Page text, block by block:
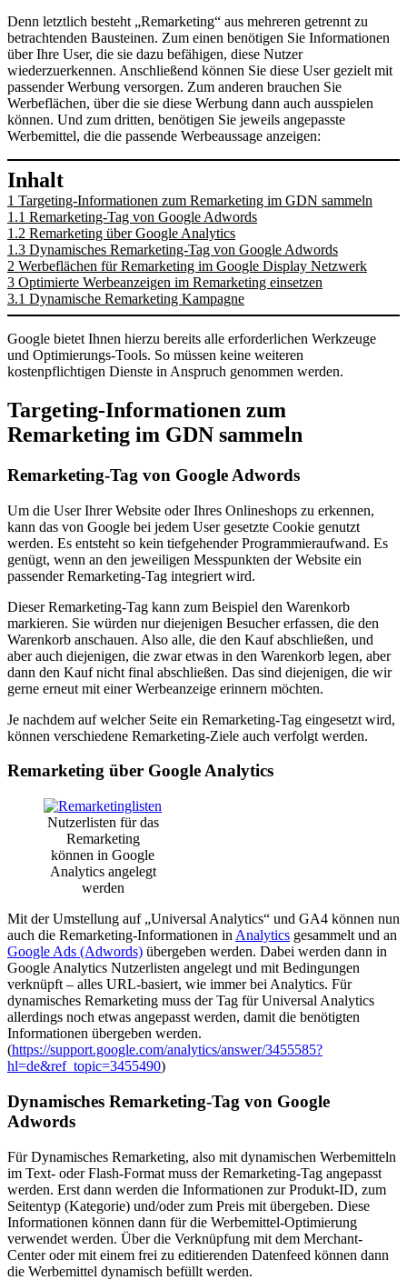
Denn letztlich besteht „Remarketing“ aus mehreren getrennt zu
betrachtenden Bausteinen. Zum einen benötigen Sie Informationen
über Ihre User, die sie dazu befähigen, diese Nutzer
wiederzuerkennen. Anschließend können Sie diese User gezielt mit
passender Werbung versorgen. Zum anderen brauchen Sie
Werbeflächen, über die sie diese Werbung dann auch ausspielen
können. Und zum dritten, benötigen Sie jeweils angepasste
Werbemittel, die die passende Werbeaussage anzeigen:
Inhalt
1 Targeting-Informationen zum Remarketing im GDN sammeln
1.1 Remarketing-Tag von Google Adwords
1.2 Remarketing über Google Analytics
1.3 Dynamisches Remarketing-Tag von Google Adwords
2 Werbeflächen für Remarketing im Google Display Netzwerk
3 Optimierte Werbeanzeigen im Remarketing einsetzen
3.1 Dynamische Remarketing Kampagne
Google bietet Ihnen hierzu bereits alle erforderlichen Werkzeuge
und Optimierungs-Tools. So müssen keine weiteren
kostenpflichtigen Dienste in Anspruch genommen werden.
Targeting-Informationen zum
Remarketing im GDN sammeln
Remarketing-Tag von Google Adwords
Um die User Ihrer Website oder Ihres Onlineshops zu erkennen,
kann das von Google bei jedem User gesetzte Cookie genutzt
werden. Es entsteht so kein tiefgehender Programmieraufwand. Es
genügt, wenn an den jeweiligen Messpunkten der Website ein
passender Remarketing-Tag integriert wird.
Dieser Remarketing-Tag kann zum Beispiel den Warenkorb
markieren. Sie würden nur diejenigen Besucher erfassen, die den
Warenkorb anschauen. Also alle, die den Kauf abschließen, und
aber auch diejenigen, die zwar etwas in den Warenkorb legen, aber
dann den Kauf nicht final abschließen. Das sind diejenigen, die wir
gerne erneut mit einer Werbeanzeige erinnern möchten.
Je nachdem auf welcher Seite ein Remarketing-Tag eingesetzt wird,
können verschiedene Remarketing-Ziele auch verfolgt werden.
Remarketing über Google Analytics
Nutzerlisten für das
Remarketing
können in Google
Analytics angelegt
werden
Mit der Umstellung auf „Universal Analytics“ und GA4 können nun
auch die Remarketing-Informationen in Analytics gesammelt und an
Google Ads (Adwords) übergeben werden. Dabei werden dann in
Google Analytics Nutzerlisten angelegt und mit Bedingungen
verknüpft – alles URL-basiert, wie immer bei Analytics. Für
dynamisches Remarketing muss der Tag für Universal Analytics
allerdings noch etwas angepasst werden, damit die benötigten
Informationen übergeben werden.
(https://support.google.com/analytics/answer/3455585?
hl=de&ref_topic=3455490)
Dynamisches Remarketing-Tag von Google
Adwords
Für Dynamisches Remarketing, also mit dynamischen Werbemitteln
im Text- oder Flash-Format muss der Remarketing-Tag angepasst
werden. Erst dann werden die Informationen zur Produkt-ID, zum
Seitentyp (Kategorie) und/oder zum Preis mit übergeben. Diese
Informationen können dann für die Werbemittel-Optimierung
verwendet werden. Über die Verknüpfung mit dem Merchant-
Center oder mit einem frei zu editierenden Datenfeed können dann
die Werbemittel dynamisch befüllt werden.